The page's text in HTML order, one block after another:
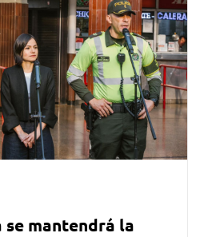
se mantendrá la